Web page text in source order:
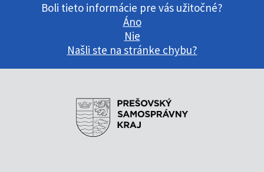
Boli tieto informácie pre vás užitočné?
Áno
Nie
Našli ste na stránke chybu?